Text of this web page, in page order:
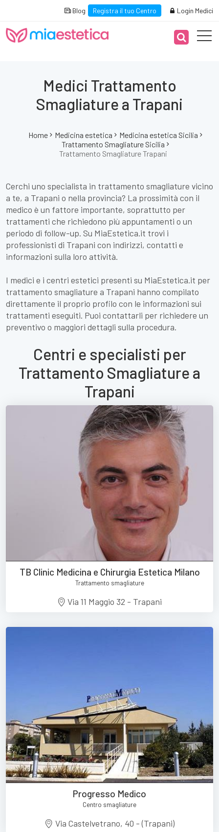
Blog Registra il tuo Centro Login Medici
Medici Trattamento
Smagliature a Trapani
Home Medicina estetica
Medicina estetica Sicilia
Trattamento Smagliature Sicilia
Trattamento Smagliature Trapani
Cerchi uno specialista in trattamento smagliature vicino
a te, a Trapani o nella provincia? La prossimità con il
medico è un fattore importante, soprattutto per
trattamenti che richiedono più appuntamenti o un
periodo di follow-up. Su MiaEstetica.it trovi i
professionisti di Trapani con indirizzi, contatti e
informazioni sulla loro attività.
I medici e i centri estetici presenti su MiaEstetica.it per
trattamento smagliature a Trapani hanno compilato
direttamente il proprio profilo con le informazioni sui
trattamenti eseguiti. Puoi contattarli per richiedere un
preventivo o maggiori dettagli sulla procedura.
Centri e specialisti per
Trattamento Smagliature a
Trapani
TB Clinic Medicina e Chirurgia Estetica Milano
Trattamento smagliature
Via 11 Maggio 32 - Trapani
Progresso Medico
Centro smagliature
Via Castelvetrano, 40 - (Trapani)